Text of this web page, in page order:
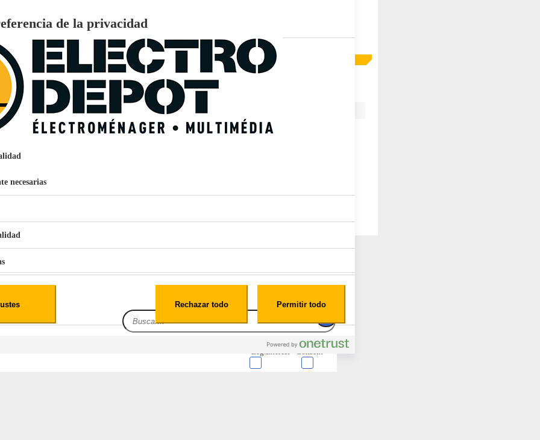
1,1L Limpia Sofás Alfombras Coche SP3
159€ 96
Pago aplazos
EcoTank EPSON ET-2861
intercambiables
de la privacidad
necesarias
Consent
Leg.Interest
Rechazar todo Permitir todo